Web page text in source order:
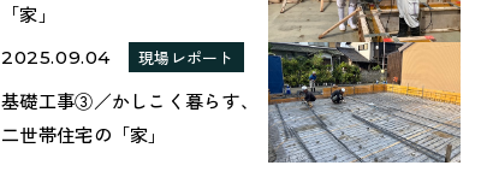
「家」
2025.09.04 現場レポート
基礎工事③／かしこく暮らす、
二世帯住宅の「家」